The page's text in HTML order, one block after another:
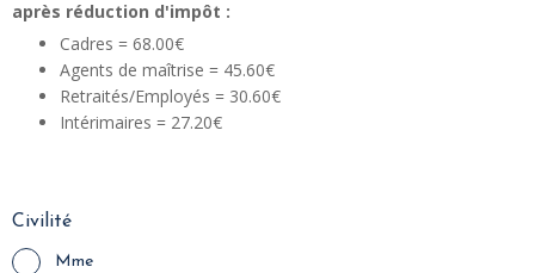
après réduction d'impôt :
Cadres = 68.00€
Agents de maîtrise = 45.60€
Retraités/Employés = 30.60€
Intérimaires = 27.20€
Civilité
Mme